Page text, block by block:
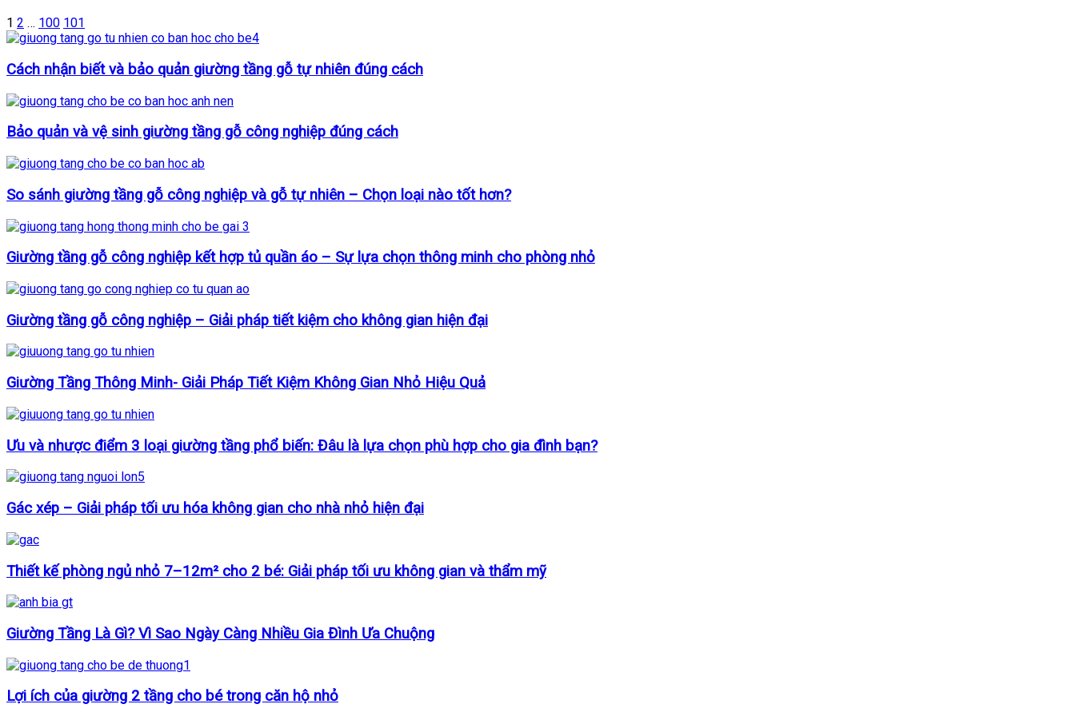
1 2 … 100 101
Cách nhận biết và bảo quản giường tầng gỗ tự nhiên đúng cách
Bảo quản và vệ sinh giường tầng gỗ công nghiệp đúng cách
So sánh giường tầng gỗ công nghiệp và gỗ tự nhiên – Chọn loại nào tốt hơn?
Giường tầng gỗ công nghiệp kết hợp tủ quần áo – Sự lựa chọn thông minh cho phòng nhỏ
Giường tầng gỗ công nghiệp – Giải pháp tiết kiệm cho không gian hiện đại
Giường Tầng Thông Minh- Giải Pháp Tiết Kiệm Không Gian Nhỏ Hiệu Quả
Ưu và nhược điểm 3 loại giường tầng phổ biến: Đâu là lựa chọn phù hợp cho gia đình bạn?
Gác xép – Giải pháp tối ưu hóa không gian cho nhà nhỏ hiện đại
Thiết kế phòng ngủ nhỏ 7–12m² cho 2 bé: Giải pháp tối ưu không gian và thẩm mỹ
Giường Tầng Là Gì? Vì Sao Ngày Càng Nhiều Gia Đình Ưa Chuộng
Lợi ích của giường 2 tầng cho bé trong căn hộ nhỏ